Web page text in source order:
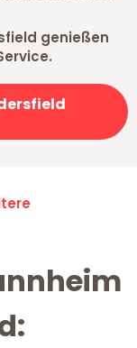
genießen